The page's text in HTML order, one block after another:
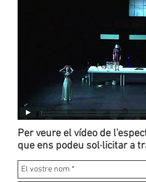
Per veure el vídeo de
que ens podeu sol·licitara